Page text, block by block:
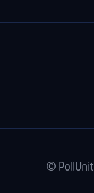
© PollUnit